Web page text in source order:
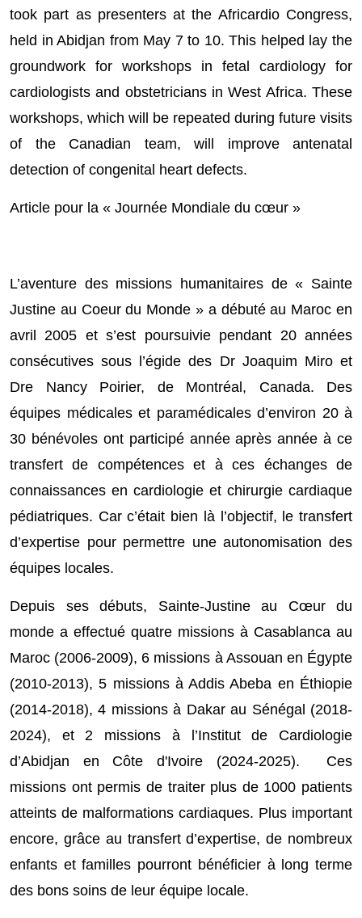
took part as presenters at the Africardio Congress,
held in Abidjan from May 7 to 10. This helped lay the
groundwork for workshops in fetal cardiology for
cardiologists and obstetricians in West Africa. These
workshops, which will be repeated during future visits
of the Canadian team, will improve antenatal
detection of congenital heart defects.
Article pour la « Journée Mondiale du cœur »
L’aventure des missions humanitaires de « Sainte
Justine au Coeur du Monde » a débuté au Maroc en
avril 2005 et s’est poursuivie pendant 20 années
consécutives sous l’égide des Dr Joaquim Miro et
Dre Nancy Poirier, de Montréal, Canada. Des
équipes médicales et paramédicales d’environ 20 à
30 bénévoles ont participé année après année à ce
transfert de compétences et à ces échanges de
connaissances en cardiologie et chirurgie cardiaque
pédiatriques. Car c’était bien là l’objectif, le transfert
d’expertise pour permettre une autonomisation des
équipes locales.
Depuis ses débuts, Sainte-Justine au Cœur du
monde a effectué quatre missions à Casablanca au
Maroc (2006-2009), 6 missions à Assouan en Égypte
(2010-2013), 5 missions à Addis Abeba en Éthiopie
(2014-2018), 4 missions à Dakar au Sénégal (2018-
2024), et 2 missions à l’Institut de Cardiologie
d’Abidjan en Côte d'Ivoire (2024-2025). Ces
missions ont permis de traiter plus de 1000 patients
atteints de malformations cardiaques. Plus important
encore, grâce au transfert d’expertise, de nombreux
enfants et familles pourront bénéficier à long terme
des bons soins de leur équipe locale.